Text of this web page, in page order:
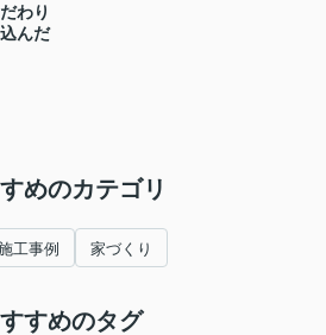
わり
んだ
めのカテゴリ
工事例 家づくり
すめのタグ